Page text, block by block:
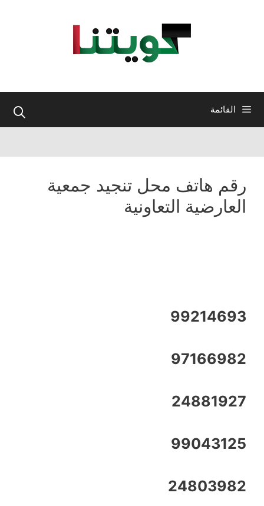
القائمة
رقم هاتف محل تنجيد جمعية
العارضية التعاونية
99214693
97166982
24881927
99043125
24803982